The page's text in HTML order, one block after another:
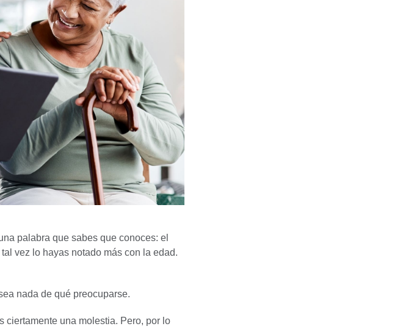
palabra que sabes que conoces: el
vez lo hayas notado más con la edad.
nada de qué preocuparse.
ciertamente una molestia. Pero, por lo